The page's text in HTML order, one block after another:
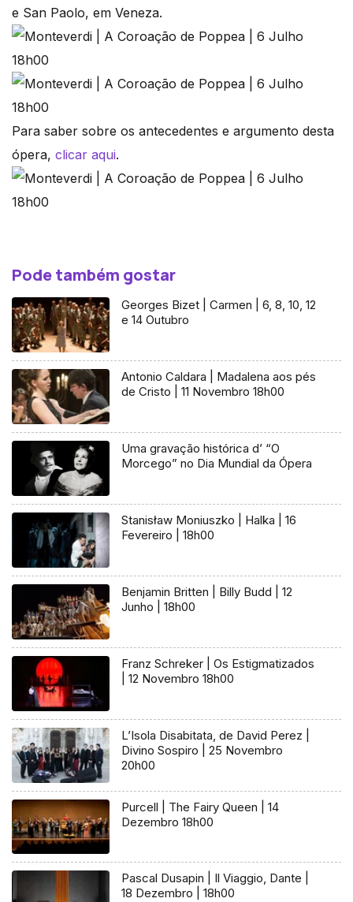
e San Paolo, em Veneza.
Para saber sobre os antecedentes e argumento desta
ópera, clicar aqui.
Pode também gostar
Georges Bizet | Carmen | 6, 8, 10, 12
e 14 Outubro
Antonio Caldara | Madalena aos pés
de Cristo | 11 Novembro 18h00
Uma gravação histórica d’ “O
Morcego” no Dia Mundial da Ópera
Stanisław Moniuszko | Halka | 16
Fevereiro | 18h00
Benjamin Britten | Billy Budd | 12
Junho | 18h00
Franz Schreker | Os Estigmatizados
| 12 Novembro 18h00
L’Isola Disabitata, de David Perez |
Divino Sospiro | 25 Novembro
20h00
Purcell | The Fairy Queen | 14
Dezembro 18h00
Pascal Dusapin | Il Viaggio, Dante |
18 Dezembro | 18h00